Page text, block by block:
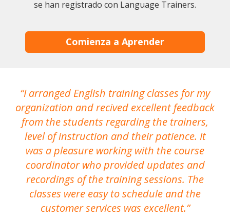
se han registrado con Language Trainers.
Comienza a Aprender
I arranged English training classes for my
organization and recived excellent feedback
from the students regarding the trainers,
level of instruction and their patience. It
was a pleasure working with the course
coordinator who provided updates and
recordings of the training sessions. The
classes were easy to schedule and the
customer services was excellent.